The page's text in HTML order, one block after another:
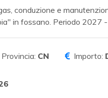
conduzione e
in fossano. Periodo 2027
Provincia: CN Importo: